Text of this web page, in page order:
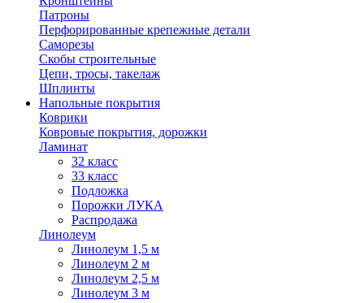
Патроны
Перфорированные крепежные детали
Саморезы
Скобы строительные
Цепи, тросы, такелаж
Шплинты
Напольные покрытия
Коврики
Ковровые покрытия, дорожки
Ламинат
32 класс
33 класс
Подложка
Порожки ЛУКА
Распродажа
Линолеум
Линолеум 1,5 м
Линолеум 2 м
Линолеум 2,5 м
Линолеум 3 м